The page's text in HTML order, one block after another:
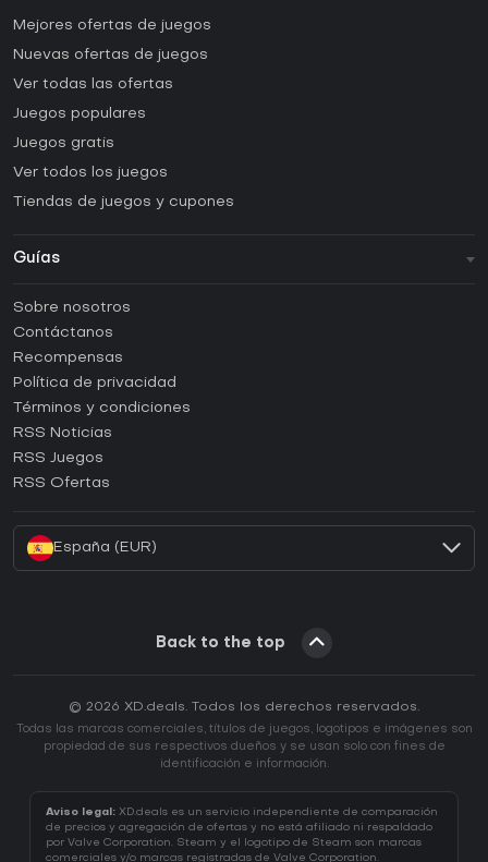
Mejores ofertas de juegos
Nuevas ofertas de juegos
Ver todas las ofertas
Juegos populares
Juegos gratis
Ver todos los juegos
Tiendas de juegos y cupones
Guías
Guías y tutoriales
¿Cómo activar una CD Key de Steam?
¿Cómo activar una CD Key de Epic Games?
¿Cómo activar una CD Key de GOG?
¿Cómo activar una CD Key de Ubisoft Connect?
Sobre nosotros
Contáctanos
Recompensas
Política de privacidad
Términos y condiciones
RSS Noticias
RSS Juegos
RSS Ofertas
España (EUR)
Back to the top
© 2026 XD.deals. Todos los derechos reservados.
Todas las marcas comerciales, títulos de juegos, logotipos e imágenes son
propiedad de sus respectivos dueños y se usan solo con fines de
identificación e información.
Aviso legal: XD.deals es un servicio independiente de comparación
de precios y agregación de ofertas y no está afiliado ni respaldado
por Valve Corporation. Steam y el logotipo de Steam son marcas
comerciales y/o marcas registradas de Valve Corporation.